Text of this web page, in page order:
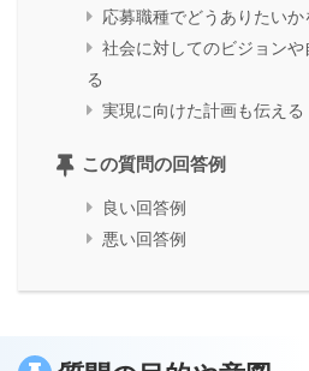
応募職種でどうありたいか
社会に対してのビジョンや
る
実現に向けた計画も伝える
この質問の回答例
良い回答例
悪い回答例